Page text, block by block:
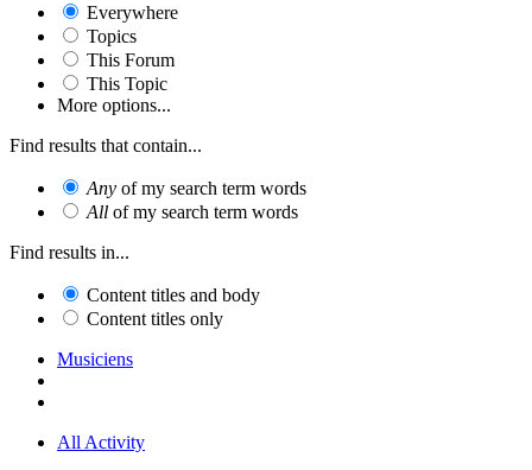
Everywhere
Topics
This Forum
This Topic
More options...
Find results that contain...
Any of my search term words
All of my search term words
Find results in...
Content titles and body
Content titles only
Musiciens
All Activity